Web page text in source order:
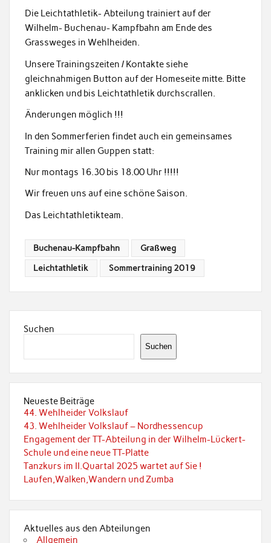
Die Leichtathletik- Abteilung trainiert auf der
Wilhelm- Buchenau- Kampfbahn am Ende des
Grassweges in Wehlheiden.
Unsere Trainingszeiten / Kontakte siehe
gleichnahmigen Button auf der Homeseite mitte. Bitte
anklicken und bis Leichtathletik durchscrallen.
Änderungen möglich !!!
In den Sommerferien findet auch ein gemeinsames
Training mir allen Guppen statt:
Nur montags 16.30 bis 18.00 Uhr !!!!!
Wir freuen uns auf eine schöne Saison.
Das Leichtathletikteam.
Buchenau-Kampfbahn Graßweg
Leichtathletik Sommertraining 2019
Suchen
Suchen
Neueste Beiträge
44. Wehlheider Volkslauf
43. Wehlheider Volkslauf – Nordhessencup
Engagement der TT-Abteilung in der Wilhelm-Lückert-
Schule und eine neue TT-Platte
Tanzkurs im II.Quartal 2025 wartet auf Sie !
Laufen,Walken,Wandern und Zumba
Aktuelles aus den Abteilungen
Allgemein